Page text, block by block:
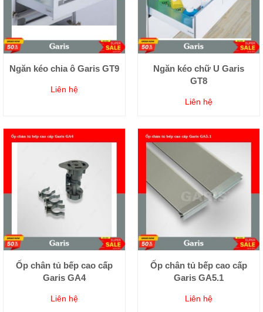
Ngăn kéo chia ô Garis GT9
Liên hệ
Ngăn kéo chữ U Garis
GT8
Liên hệ
Ốp chân tủ bếp cao cấp
Garis GA4
Liên hệ
Ốp chân tủ bếp cao cấp
Garis GA5.1
Liên hệ